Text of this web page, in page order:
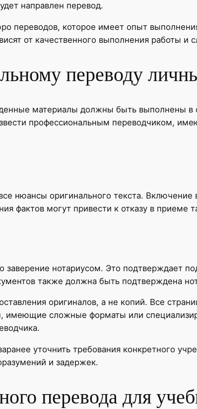
направлен перевод.
переводов, которое имеет опыт
от качественного выполнения работы и
переводу
материалы должны быть выполнены в
профессиональным переводчиком,
нюансы оригинального текста. Включение
фактов могут привести к отказу в приеме
нотариусом. Это подтверждает
также должна быть подтверждена
оригиналов, а не копий. Все
имеющие сложные форматы или
уточнить требования конкретного
и задержек.
перевода для